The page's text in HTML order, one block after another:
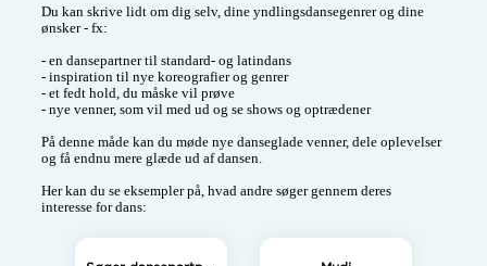
Du kan skrive lidt om dig selv, dine yndlingsdansegenrer og dine
ønsker - fx:
- en dansepartner til standard- og latindans
- inspiration til nye koreografier og genrer
- et fedt hold, du måske vil prøve
- nye venner, som vil med ud og se shows og optrædener
På denne måde kan du møde nye danseglade venner, dele oplevelser
og få endnu mere glæde ud af dansen.
Her kan du se eksempler på, hvad andre søger gennem deres
interesse for dans: